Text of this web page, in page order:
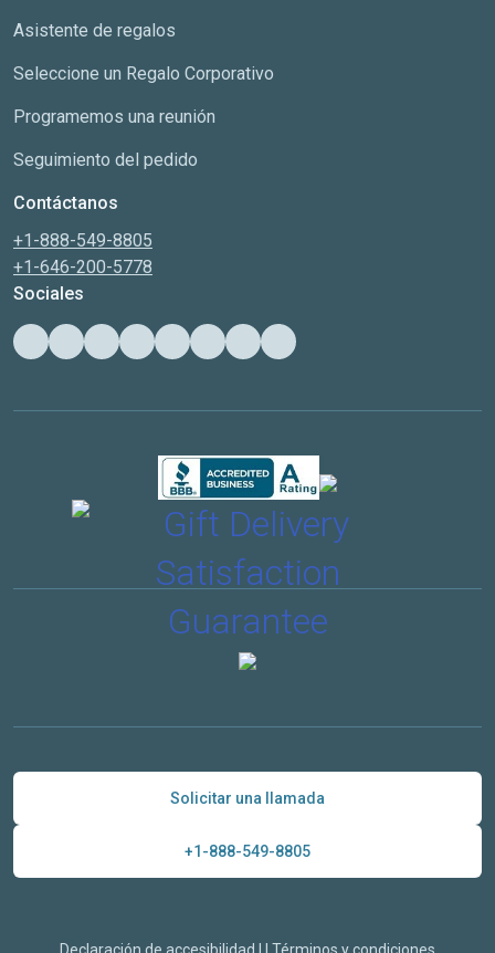
Asistente de regalos
Seleccione un Regalo Corporativo
Programemos una reunión
Seguimiento del pedido
Contáctanos
+1-888-549-8805
+1-646-200-5778
Sociales
Solicitar una llamada
+1-888-549-8805